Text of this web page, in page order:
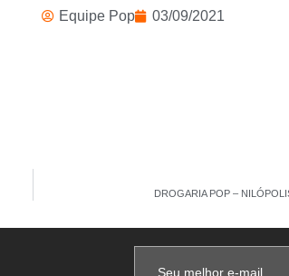
Equipe Pop 03/09/2021
DROGARIA POP –